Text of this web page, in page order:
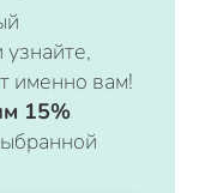
именно вам!
15%